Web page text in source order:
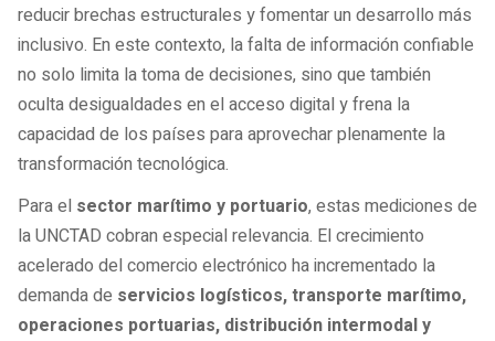
reducir brechas estructurales y fomentar un desarrollo más
inclusivo. En este contexto, la falta de información confiable
no solo limita la toma de decisiones, sino que también
oculta desigualdades en el acceso digital y frena la
capacidad de los países para aprovechar plenamente la
transformación tecnológica.
Para el sector marítimo y portuario, estas mediciones de
la UNCTAD cobran especial relevancia. El crecimiento
acelerado del comercio electrónico ha incrementado la
demanda de servicios logísticos, transporte marítimo,
operaciones portuarias, distribución intermodal y